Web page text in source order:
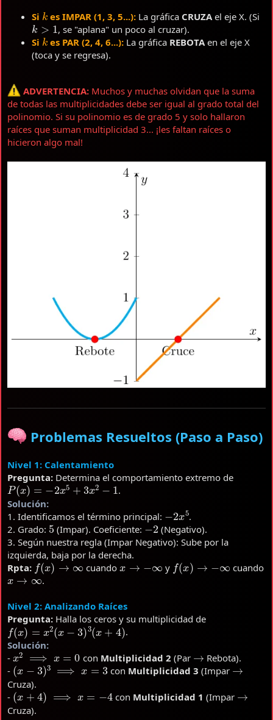
Si k es IMPAR (1, 3, 5...): La gráfica CRUZAel eje X. (Si
k>1
, se "aplana" un poco al cruzar).
Si kes PAR (2, 4, 6...): La gráfica REBOTAen el eje X
(toca y se regresa).
ADVERTENCIA: Muchos y muchas olvidan que la suma
de todas las multiplicidades debe ser igual al grado total del
polinomio. Si su polinomio es de grado 5 y solo hallaron
raíces que suman multiplicidad 3... ¡les faltan raíces o
hicieron algo mal!
Problemas Resueltos (Paso a Paso)
Nivel 1: Calentamiento
Pregunta: Determina el comportamiento extremo de
P(x)=−2x5+3x2−1
.
Solución:
1. Identificamos el término principal:
2 5.
2. Grado: 5(Impar). Coeficiente: −2 (Negativo).
3. Según nuestra regla (Impar Negativo): Sube por la
izquierda, baja por la derecha.
Rpta: f(x) →∞ cuandox→ y f(x → cuando
x→∞ .
Nivel 2: Analizando Raíces
Pregunta: Halla los ceros y su multiplicidad de
f(x)=x2(x−3)3(x+4)
.
Solución:
- x2⟹x= con Multiplicidad 2 (Par
Rebota).
- (x 3)3⟹ x= 3 con Multiplicidad 3 (Impar →
Cruza).
- (x+4) ⟹ con Multiplicidad 1 (Impar
Cruza).